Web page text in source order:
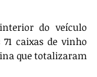
do veículo
caixas de vinho
que totalizaram